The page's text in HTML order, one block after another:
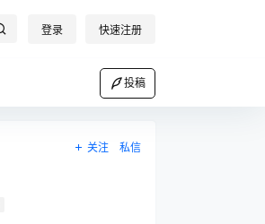
登录 快速注册
投稿
关注 私信